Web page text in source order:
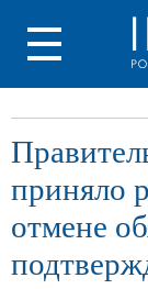
приняло
отмене